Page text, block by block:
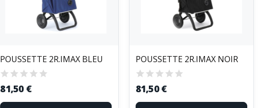
POUSSETTE 2R.IMAX BLEU
81,50 €
POUSSETTE 2R.IMAX NOIR
81,50 €